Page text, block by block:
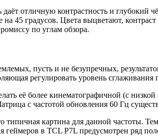
отличную контрастность и
45 градусов. Цвета выцветают,
по углам обзора.
пусть и не безупречных,
регулировать уровень сглаживания
её более кинематографичной (с
с частотой обновления 60 Гц
картина для данной частоты.
геймеров в TCL P7L предусмотрен ряд